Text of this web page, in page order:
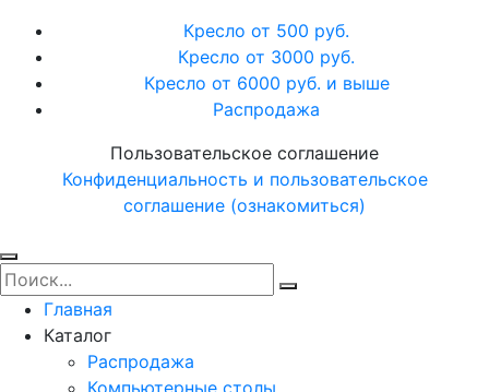
Кресло от 500 руб.
Кресло от 3000 руб.
Кресло от 6000 руб. и выше
Распродажа
Пользовательское соглашение
Конфиденциальность и пользовательское
соглашение (ознакомиться)
Главная
Каталог
Распродажа